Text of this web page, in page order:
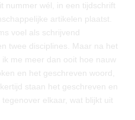
nummer wél, in een tijdschrift
artikelen plaatst.
voel als schrijvend
twee disciplines. Maar na het
me meer dan ooit hoe nauw
en het geschreven woord,
staan het geschreven en
elkaar, wat blijkt uit